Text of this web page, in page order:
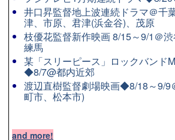
井口昇監督地上波連続ドラマ＠千
津、市原、君津(浜金谷)、茂原
枝優花監督新作映画 8/15～9/1＠渋
練馬
某「スリーピース」ロックバンド
◆8/7@都内近郊
渡辺直樹監督劇場映画◆8/18～9/9
町市、松本市)
and more!